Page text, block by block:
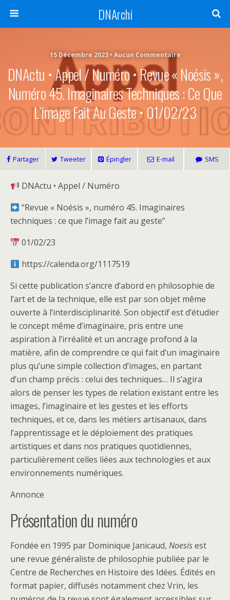
DNArchi
15 Décembre 2023 • Aucun Commentaire
DNActu • Appel / Numéro • Revue « Noésis »,
Numéro 45. Imaginaires Techniques : Ce Que
L’image Fait Au Geste • 01/02/23
Partager Tweeter Épingler E-mail SMS
DNActu • Appel / Numéro
“Revue « Noésis », numéro 45. Imaginaires
techniques : ce que l’image fait au geste”
01/02/23
https://calenda.org/1117519
Si cette publication s’ancre d’abord en philosophie de
l’art et de la technique, elle est par son objet même
ouverte à l’interdisciplinarité. Son objectif est d’étudier
le concept même d’imaginaire, pris entre une
aspiration à l’irréalité et un ancrage profond à la
matière, afin de comprendre ce qui fait d’un imaginaire
plus qu’une simple collection d’images, en partant
d’un champ précis : celui des techniques… Il s’agira
alors de penser les types de relation existant entre les
images, l’imaginaire et les gestes et les efforts
techniques, et ce, dans les métiers artisanaux, dans
l’apprentissage et le déploiement des pratiques
artistiques et dans nos pratiques quotidiennes,
particulièrement celles liées aux technologies et aux
environnements numériques.
Annonce
Présentation du numéro
Fondée en 1995 par Dominique Janicaud, Noesisest
une revue généraliste de philosophie publiée par le
Centre de Recherches en Histoire des Idées. Édités en
format papier, diffusés notamment chez Vrin, les